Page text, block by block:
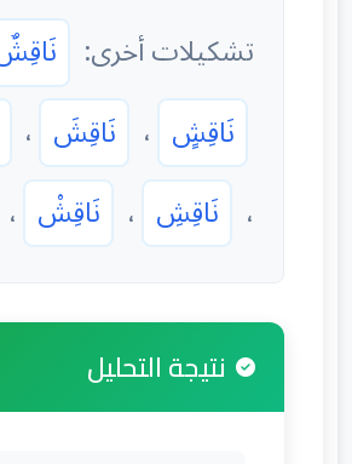
تشكيلات أخرى:
نَاقِشٍ ، نَاقِشَ ،
، نَاقِشِ ، نَاقِشْ ،
نتيجة التحليل